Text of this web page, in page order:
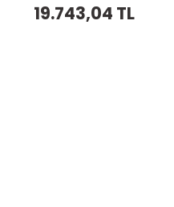
19.743,04 TL